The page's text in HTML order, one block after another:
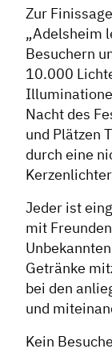
Zur
„Adelsheim
Besuchern
10.000
Nacht des
und Plätzen
durch eine
Jeder ist
mit
Getränke
bei den
und
Kein